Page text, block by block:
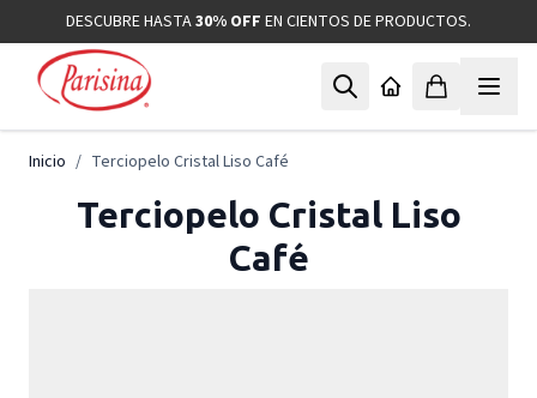
Ir al contenidoDESCUBRE HASTA30% OFF EN CIENTOS DE PRODUCTOS.
Inicio / Terciopelo Cristal Liso Café
Terciopelo Cristal Liso
Café